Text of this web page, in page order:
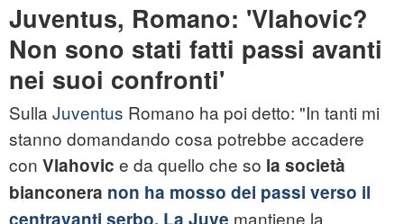
Juventus, Romano: 'Vlahovic?
Non sono stati fatti passi avanti
nei suoi confronti'
Sulla Juventus Romano ha poi detto: "In tanti mi
stanno domandando cosa potrebbe accadere
con Vlahovic e da quello che so la società
bianconera non ha mosso dei passi verso il
mantiene la